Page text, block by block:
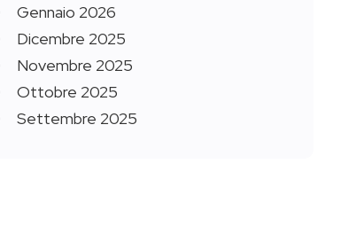
Gennaio 2026
Dicembre 2025
Novembre 2025
Ottobre 2025
Settembre 2025